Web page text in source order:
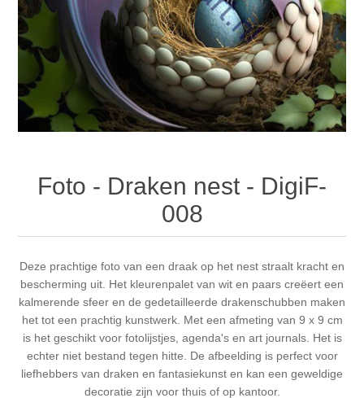
Stompkaarsen
Magic
Personen
Steampunk
60 by 40 cm
Alcohol ink
Embossing
Foto's
Inkt
Inkleuren
Gummiapan
Lavinia Stamps
CraftEmotions
Distress
Ranger
Staedtler
inspiration
Art Journal 2025
Cards 2025
Art Journal 2024
kaarten 2022
Art journal 2022
Kaarten 2021
Foto - Draken nest - DigiF-
008
Deze prachtige foto van een draak op het nest straalt kracht en
bescherming uit. Het kleurenpalet van wit en paars creëert een
kalmerende sfeer en de gedetailleerde drakenschubben maken
het tot een prachtig kunstwerk. Met een afmeting van 9 x 9 cm
is het geschikt voor fotolijstjes, agenda's en art journals. Het is
echter niet bestand tegen hitte. De afbeelding is perfect voor
liefhebbers van draken en fantasiekunst en kan een geweldige
decoratie zijn voor thuis of op kantoor.